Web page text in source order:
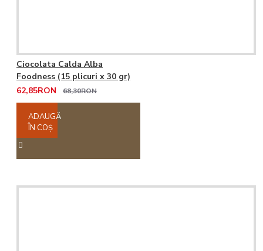
Ciocolata Calda Alba
Foodness (15 plicuri x 30 gr)
62,85RON
68,30RON
ADAUGĂ
ÎN COŞ